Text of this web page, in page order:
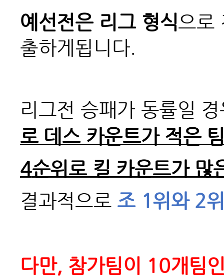
예선전은 리그 형식으로
출하게됩니다.
리그전 승패가 동률일
로 데스 카운트가 적은
4순위로 킬 카운트가 많
결과적으로 조 1위와 2
다만, 참가팀이 10개팀